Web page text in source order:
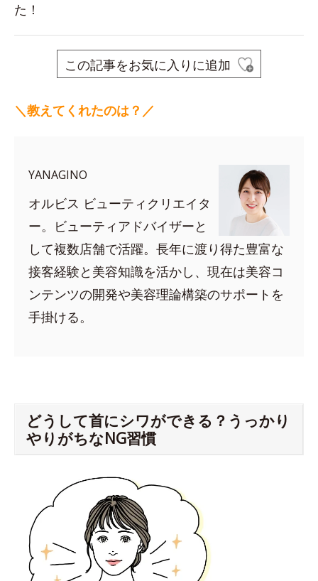
た！
この記事をお気に入りに追加
＼教えてくれたのは？／
YANAGINO
オルビス ビューティクリエイタ
ー。ビューティアドバイザーと
して複数店舗で活躍。長年に渡り得た豊富な
接客経験と美容知識を活かし、現在は美容コ
ンテンツの開発や美容理論構築のサポートを
手掛ける。
どうして首にシワができる？うっかり
やりがちなNG習慣